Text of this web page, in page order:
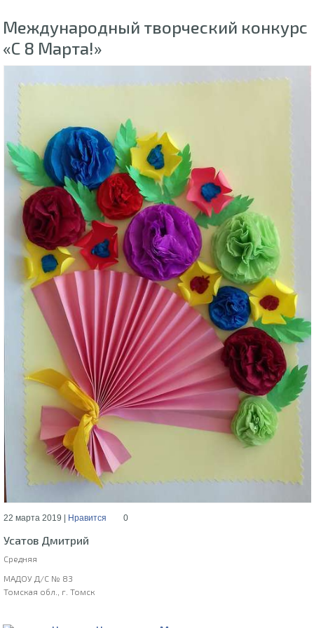
Международный творческий конкурс
«С 8 Марта!»
22 марта 2019 | Нравится 0
Усатов Дмитрий
Средняя
МАДОУ Д/С № 83
Томская обл., г. Томск